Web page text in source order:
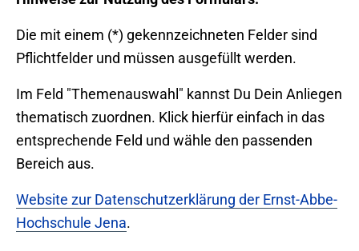
Die mit einem (*) gekennzeichneten Felder sind
Pflichtfelder und müssen ausgefüllt werden.
Im Feld "Themenauswahl" kannst Du Dein Anliegen
thematisch zuordnen. Klick hierfür einfach in das
entsprechende Feld und wähle den passenden
Bereich aus.
Website zur Datenschutzerklärung der Ernst-Abbe-
Hochschule Jena.